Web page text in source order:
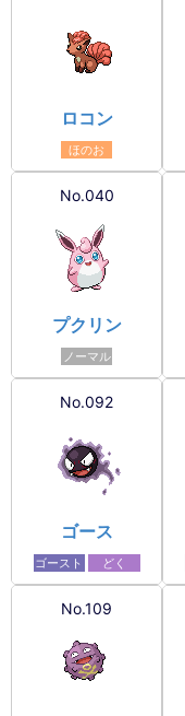
ロコン
ほのお
No.040
プクリン
ノーマル
No.092
ゴース
ゴースト どく
No.109